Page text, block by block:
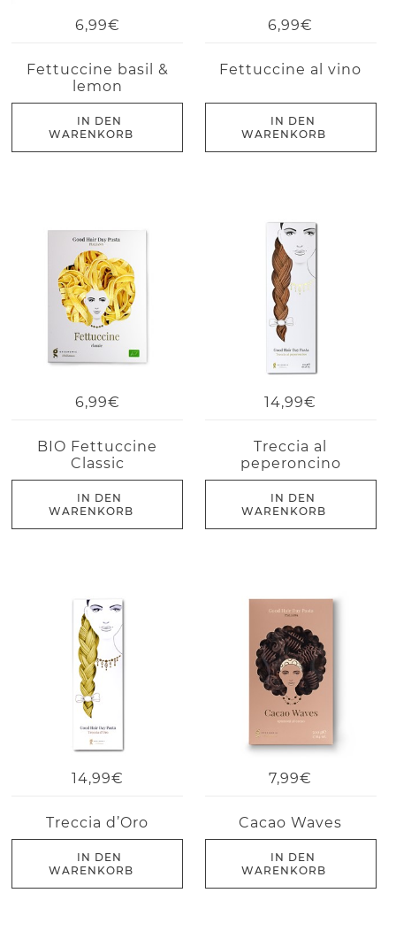
6,99€
Fettuccine basil &
lemon
IN DEN
WARENKORB
6,99€
Fettuccine al vino
IN DEN
WARENKORB
6,99€
BIO Fettuccine
Classic
IN DEN
WARENKORB
14,99€
Treccia al
peperoncino
IN DEN
WARENKORB
14,99€
Treccia d’Oro
IN DEN
WARENKORB
7,99€
Cacao Waves
IN DEN
WARENKORB